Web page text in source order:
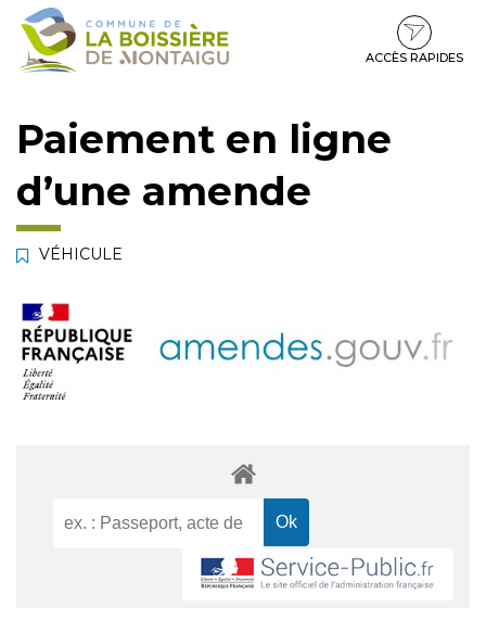
Gestion des traceurs
Aller
Aller
contenu
Aller
pied
ACCÈS RAPIDES
Paiement en ligne
d’une amende
VÉHICULE